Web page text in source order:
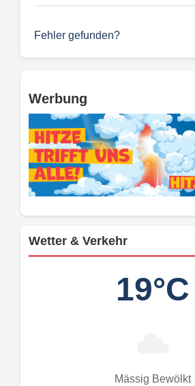
Fehler gefunden?
Werbung
Wetter & Verkehr
19°C
Mässig Bewölkt